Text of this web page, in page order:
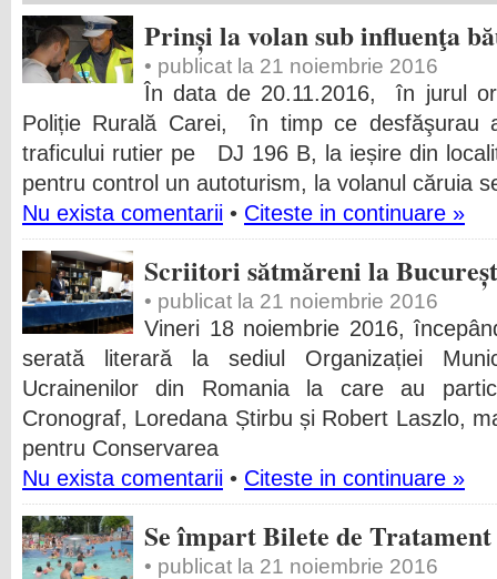
Prinși la volan sub influenţa
• publicat la 21 noiembrie 2016
În data de 20.11.2016, în jurul
Poliție Rurală Carei, în timp ce desfăşurau
traficului rutier pe DJ 196 B, la ieșire din
pentru control un autoturism, la volanul căruia
Nu exista comentarii • Citeste in continuare »
Scriitori sătmăreni la
• publicat la 21 noiembrie 2016
Vineri 18 noiembrie 2016,
serată literară la sediul Organizației
Ucrainenilor din Romania la care au
Cronograf, Loredana Știrbu și Robert Laszlo,
pentru Conservarea
Nu exista comentarii • Citeste in continuare »
Se împart Bilete de
• publicat la 21 noiembrie 2016